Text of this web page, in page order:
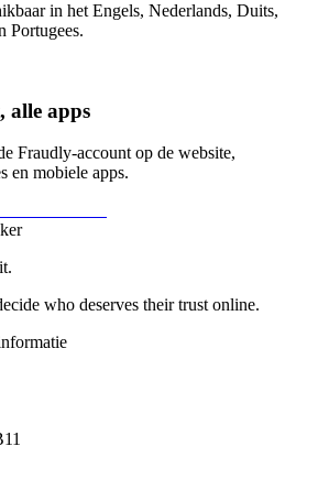
in het Engels, Nederlands, Duits,
Portugees.
alle apps
Fraudly-account op de website,
en mobiele apps.
who deserves their trust online.